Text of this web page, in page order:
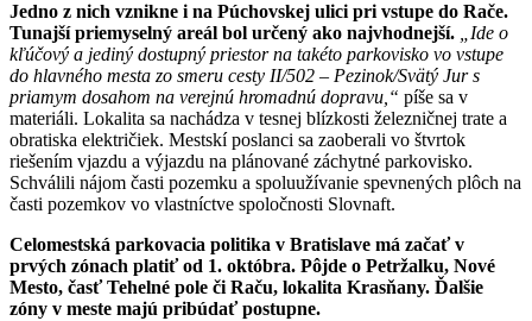
Jedno z nich vznikne i na Púchovskej ulici pri vstupe do Rače.
Tunajší priemyselný areál bol určený ako najvhodnejší.
„Ide o
kľúčový a jediný dostupný priestor na takéto parkovisko vo vstupe
do hlavného mesta zo smeru cesty II/502 – Pezinok/Svätý Jur s
priamym dosahom na verejnú hromadnú dopravu,“ píše sa v
materiáli. Lokalita sa nachádza v tesnej blízkosti železničnej trate a
obratiska električiek. Mestskí poslanci sa zaoberali vo štvrtok
riešením vjazdu a výjazdu na plánované záchytné parkovisko.
Schválili nájom časti pozemku a spoluužívanie spevnených plôch na
časti pozemkov vo vlastníctve spoločnosti Slovnaft.
Celomestská parkovacia politika v Bratislave má začať v
prvých zónach platiť od 1. októbra. Pôjde o Petržalku, Nové
Mesto, časť Tehelné pole či Raču, lokalita Krasňany. Ďalšie
zóny v meste majú pribúdať postupne.